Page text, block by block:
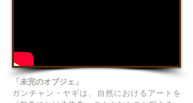
「未完のオブジェ」
ガンチャン・ヤギは、自然におけるアートを